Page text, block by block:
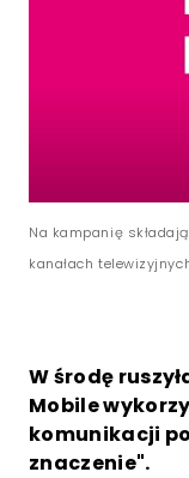
Na kampanię
kanałach
W środę
Mobile
komunikacji
znaczenie".